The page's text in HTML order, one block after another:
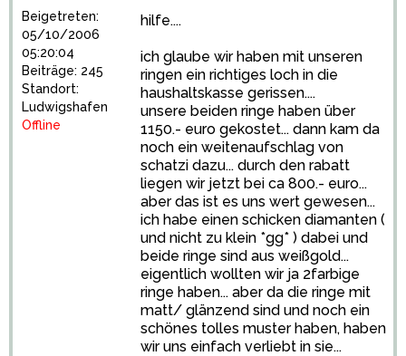
Beigetreten:
05/10/2006
05:20:04
Beiträge: 245
Standort:
Ludwigshafen
Offline
hilfe....
ich glaube wir haben mit unseren
ringen ein richtiges loch in die
haushaltskasse gerissen....
unsere beiden ringe haben über
1150.- euro gekostet... dann kam da
noch ein weitenaufschlag von
schatzi dazu... durch den rabatt
liegen wir jetzt bei ca 800.- euro...
aber das ist es uns wert gewesen...
ich habe einen schicken diamanten (
und nicht zu klein *gg* ) dabei und
beide ringe sind aus weißgold...
eigentlich wollten wir ja 2farbige
ringe haben... aber da die ringe mit
matt/ glänzend sind und noch ein
schönes tolles muster haben, haben
wir uns einfach verliebt in sie...